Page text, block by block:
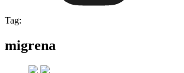
Tag:
migrena